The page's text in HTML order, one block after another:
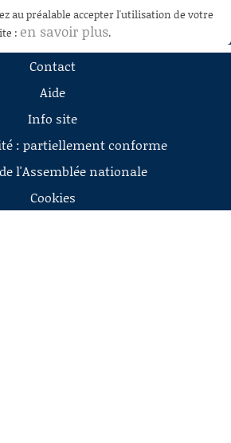
au préalable accepter l'utilisation de votre
: en savoir plus.
Contact
Aide
Info site
: partiellement conforme
l'Assemblée nationale
Cookies